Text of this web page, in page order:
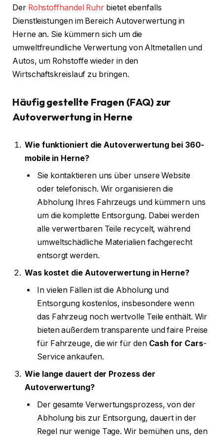
Der Rohstoffhandel Ruhr bietet ebenfalls
Dienstleistungen im Bereich Autoverwertung in
Herne an. Sie kümmern sich um die
umweltfreundliche Verwertung von Altmetallen und
Autos, um Rohstoffe wieder in den
Wirtschaftskreislauf zu bringen.
Häufig gestellte Fragen (FAQ) zur
Autoverwertung in Herne
Wie funktioniert die Autoverwertung bei 360-
mobile in Herne?
Sie kontaktieren uns über unsere Website
oder telefonisch. Wir organisieren die
Abholung Ihres Fahrzeugs und kümmern uns
um die komplette Entsorgung. Dabei werden
alle verwertbaren Teile recycelt, während
umweltschädliche Materialien fachgerecht
entsorgt werden.
Was kostet die Autoverwertung in Herne?
In vielen Fällen ist die Abholung und
Entsorgung kostenlos, insbesondere wenn
das Fahrzeug noch wertvolle Teile enthält. Wir
bieten außerdem transparente und faire Preise
für Fahrzeuge, die wir für den Cash for Cars-
Service ankaufen.
Wie lange dauert der Prozess der
Autoverwertung?
Der gesamte Verwertungsprozess, von der
Abholung bis zur Entsorgung, dauert in der
Regel nur wenige Tage. Wir bemühen uns, den